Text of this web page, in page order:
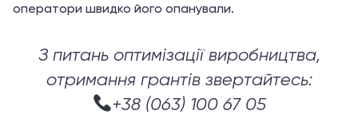
оператори швидко його опанували.
З питань оптимізації виробництва,
отримання грантів звертайтесь:
+38 (063) 100 67 05